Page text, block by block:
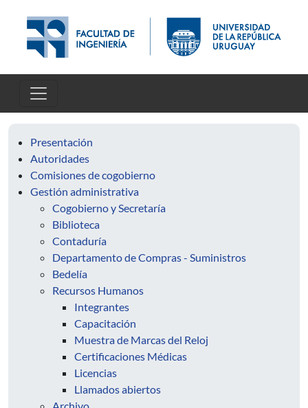
Presentación
Autoridades
Comisiones de cogobierno
Gestión administrativa
Cogobierno y Secretaría
Biblioteca
Contaduría
Departamento de Compras - Suministros
Bedelía
Recursos Humanos
Integrantes
Capacitación
Muestra de Marcas del Reloj
Certificaciones Médicas
Licencias
Llamados abiertos